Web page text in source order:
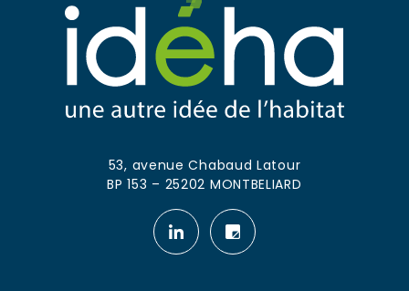
53, avenue Chabaud Latour
BP 153 – 25202 MONTBELIARD
Notre
Notre